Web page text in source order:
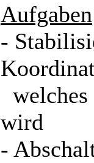
Aufgaben
-
wird
-